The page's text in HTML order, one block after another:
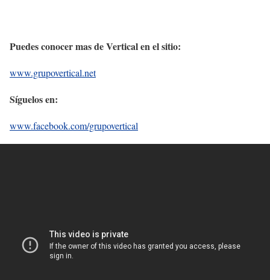
Puedes conocer mas de Vertical en el sitio:
www.grupovertical.net
Síguelos en:
www.facebook.com/grupovertical